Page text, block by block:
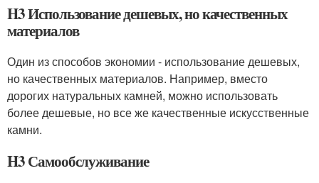
H3 Использование дешевых, но качественных
материалов
Один из способов экономии - использование дешевых,
но качественных материалов. Например, вместо
дорогих натуральных камней, можно использовать
более дешевые, но все же качественные искусственные
камни.
H3 Самообслуживание